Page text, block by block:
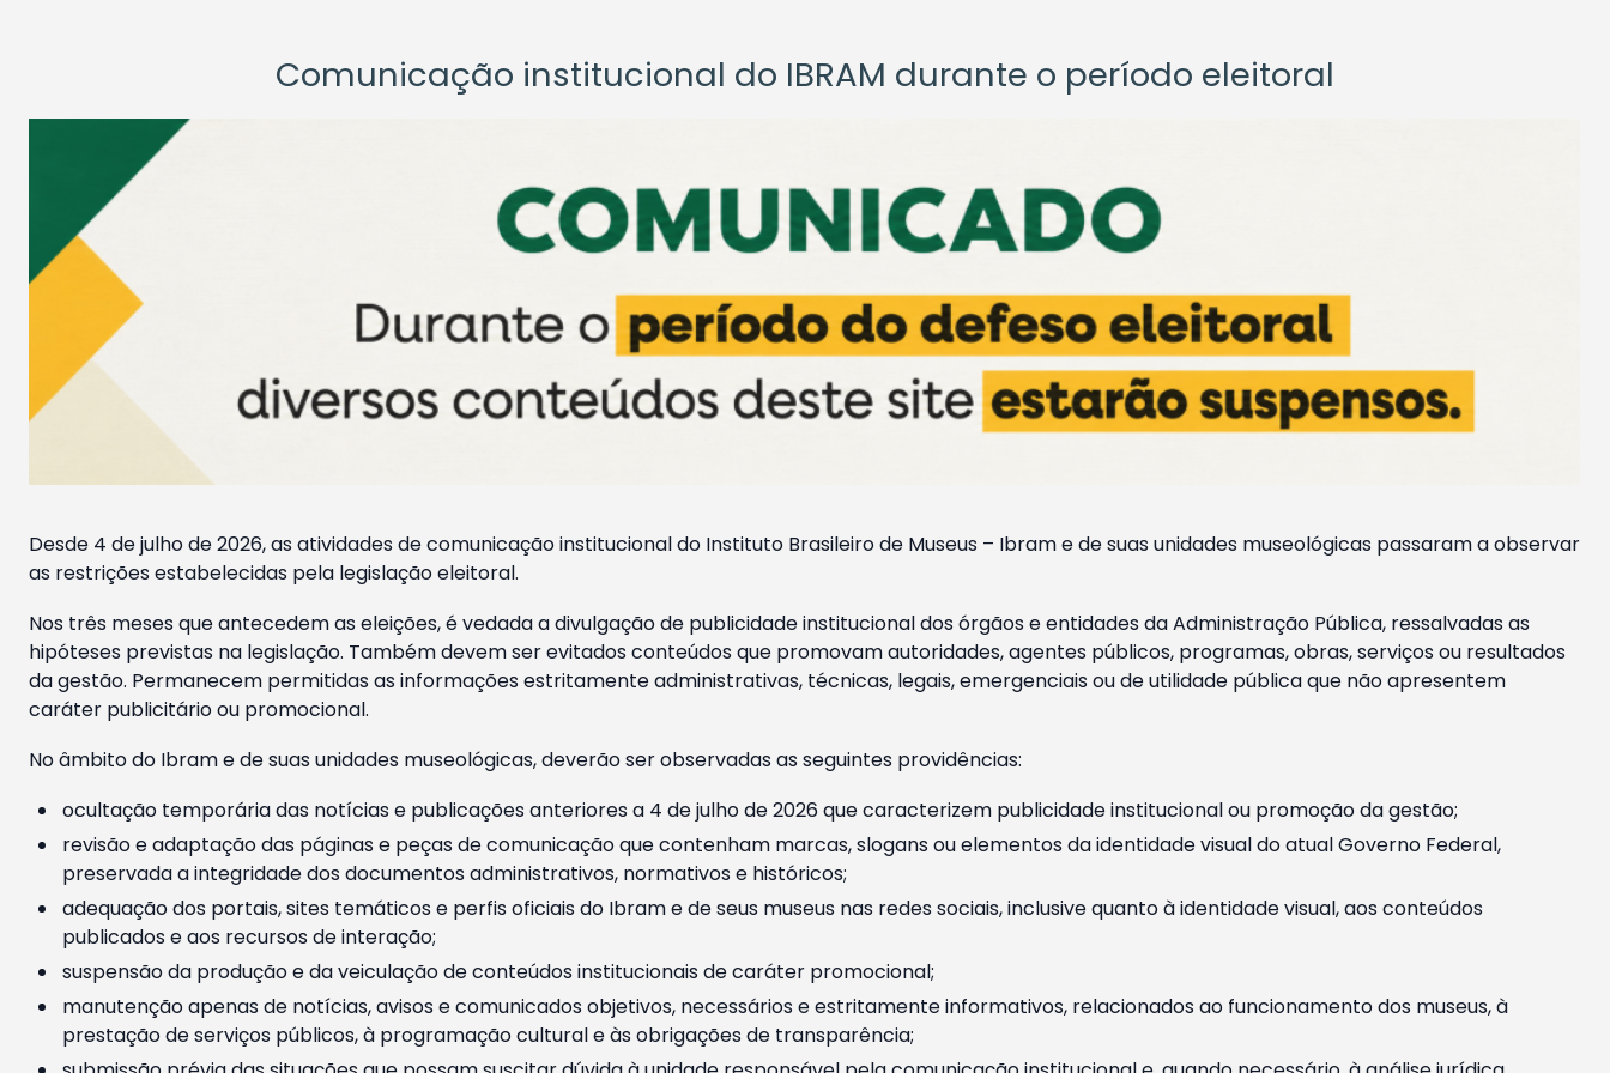
Comunicação institucional do IBRAM durante o período eleitoral
Desde 4 de julho de 2026, as atividades de comunicação institucional do Instituto Brasileiro de Museus – Ibram e de suas unidades museológicas passaram a observar
as restrições estabelecidas pela legislação eleitoral.
Nos três meses que antecedem as eleições, é vedada a divulgação de publicidade institucional dos órgãos e entidades da Administração Pública, ressalvadas as
hipóteses previstas na legislação. Também devem ser evitados conteúdos que promovam autoridades, agentes públicos, programas, obras, serviços ou resultados
da gestão. Permanecem permitidas as informações estritamente administrativas, técnicas, legais, emergenciais ou de utilidade pública que não apresentem
caráter publicitário ou promocional.
No âmbito do Ibram e de suas unidades museológicas, deverão ser observadas as seguintes providências:
ocultação temporária das notícias e publicações anteriores a 4 de julho de 2026 que caracterizem publicidade institucional ou promoção da gestão;
revisão e adaptação das páginas e peças de comunicação que contenham marcas, slogans ou elementos da identidade visual do atual Governo Federal,
preservada a integridade dos documentos administrativos, normativos e históricos;
adequação dos portais, sites temáticos e perfis oficiais do Ibram e de seus museus nas redes sociais, inclusive quanto à identidade visual, aos conteúdos
publicados e aos recursos de interação;
suspensão da produção e da veiculação de conteúdos institucionais de caráter promocional;
manutenção apenas de notícias, avisos e comunicados objetivos, necessários e estritamente informativos, relacionados ao funcionamento dos museus, à
prestação de serviços públicos, à programação cultural e às obrigações de transparência;